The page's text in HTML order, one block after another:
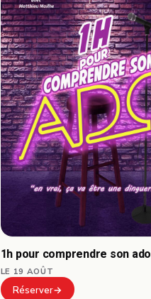
1h pour comprendre son ado
LE 19 AOÛT
Réserver